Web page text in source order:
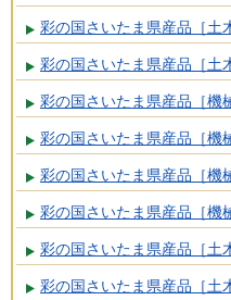
彩の国さいたま県産品［土
彩の国さいたま県産品［土
彩の国さいたま県産品［機
彩の国さいたま県産品［機
彩の国さいたま県産品［機
彩の国さいたま県産品［機
彩の国さいたま県産品［土
彩の国さいたま県産品［土